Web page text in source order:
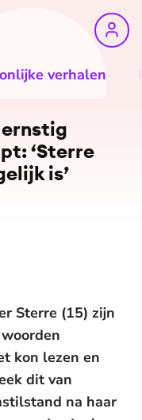
verhalen
‘Sterre
is’
Sterre (15) zijn
kon lezen en
dit van
na haar